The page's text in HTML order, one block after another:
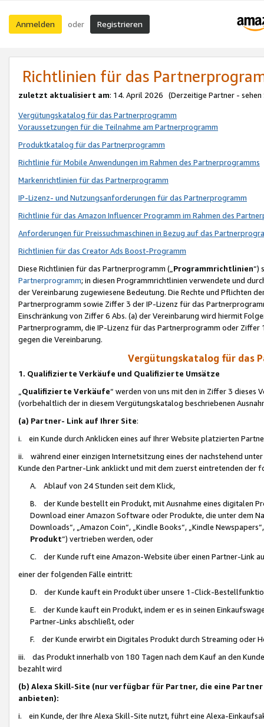
Anmelden oder Registrieren
Richtlinien für das
zuletzt aktualisiert am: 14. April 2026 (Derzeitige Partner - sehen
Vergütungskatalog für das Partnerprogramm
Voraussetzungen für die Teilnahme am Partnerprogramm
Produktkatalog für das Partnerprogramm
Richtlinie für Mobile Anwendungen im Rahmen des Partnerprogramms
Markenrichtlinien für das Partnerprogramm
IP-Lizenz- und Nutzungsanforderungen für das Partnerprogramm
Richtlinie für das Amazon Influencer Programm im Rahmen des
Anforderungen für Preissuchmaschinen in Bezug auf das
Richtlinien für das Creator Ads Boost-Programm
Diese Richtlinien für das Partnerprogramm („Programmrichtlinien“)
Partnerprogramm; in diesen Programmrichtlinien verwendete und
der Vereinbarung zugewiesene Bedeutung. Die Rechte und Pflichten
Partnerprogramm sowie Ziffer 3 der IP-Lizenz für das
Einschränkung von Ziffer 6 Abs. (a) der Vereinbarung wird hiermit
Partnerprogramm, die IP-Lizenz für das Partnerprogramm oder
gegen die Vereinbarung.
Vergütungskatalog für das
1. Qualifizierte Verkäufe und Qualifizierte Umsätze
Qualifizierte Verkäufe“ werden von uns mit den in Ziffer 3
(vorbehaltlich der in diesem Vergütungskatalog beschriebenen
(a) Partner- Link auf Ihrer Site:
i. ein Kunde durch Anklicken eines auf Ihrer Website platzierten
ii. während einer einzigen Internetsitzung eines der nachstehend
Kunde den Partner-Link anklickt und mit dem zuerst eintretenden der
A. Ablauf von 24 Stunden seit dem Klick,
B. der Kunde bestellt ein Produkt, mit Ausnahme eines digitalen
Download einer Amazon Software oder Produkte, die unter dem
Downloads“, „Amazon Coin“, „Kindle Books“, „Kindle
Produkt“) vertrieben werden, oder
C. der Kunde ruft eine Amazon-Website über einen Partner-Link
einer der folgenden Fälle eintritt:
D. der Kunde kauft ein Produkt über unsere 1-Click-
E. der Kunde kauft ein Produkt, indem er es in seinen
Partner-Links abschließt, oder
F. der Kunde erwirbt ein Digitales Produkt durch Streaming oder
iii. das Produkt innerhalb von 180 Tagen nach dem Kauf an den
bezahlt wird
(b) Alexa Skill-Site (nur verfügbar für Partner, die eine
anbieten):
i. ein Kunde, der Ihre Alexa Skill-Site nutzt, führt eine Alexa-